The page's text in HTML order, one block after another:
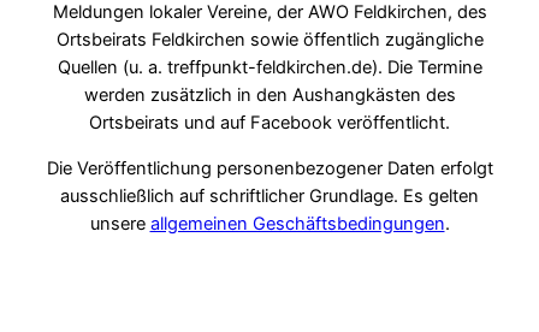
Meldungen lokaler Vereine, der AWO Feldkirchen, des
Ortsbeirats Feldkirchen sowie öffentlich zugängliche
Quellen (u. a. treffpunkt-feldkirchen.de). Die Termine
werden zusätzlich in den Aushangkästen des
Ortsbeirats und auf Facebook veröffentlicht.
Die Veröffentlichung personenbezogener Daten erfolgt
ausschließlich auf schriftlicher Grundlage. Es gelten
unsere allgemeinen Geschäftsbedingungen.